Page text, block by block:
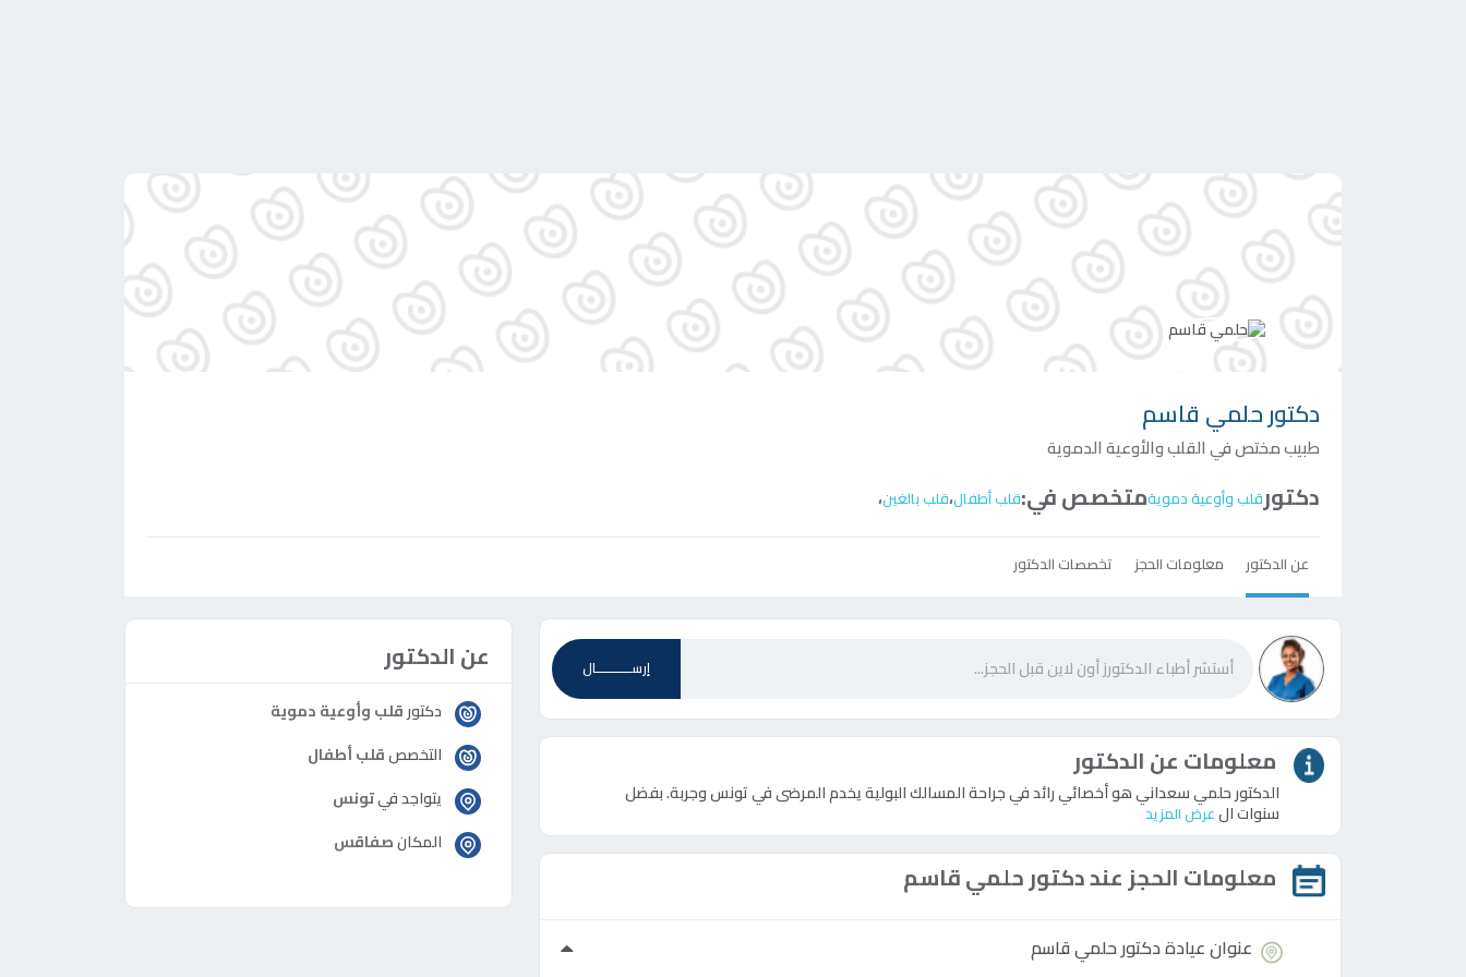
دكتورحلمي قاسم
طبيب مختص في القلب والأوعية الدموية
دكتورقلب وأوعية دمويةمتخصص في:قلب أطفال،قلب بالغين،
عن الدكتور معلومات الحجز تخصصات الدكتور
إرســـــــــــال
معلومات عن الدكتور
الدكتور حلمي سعداني هو أخصائي رائد في جراحة المسالك البولية يخدم المرضى في تونس وجربة. بفضل
سنوات العرض المزيد
معلومات الحجز عنددكتورحلمي قاسم
عنوان عيادةدكتورحلمي قاسم
عن الدكتور
دكتورقلب وأوعية دموية
التخصصقلب أطفال
يتواجد فيتونس
المكانصفاقس